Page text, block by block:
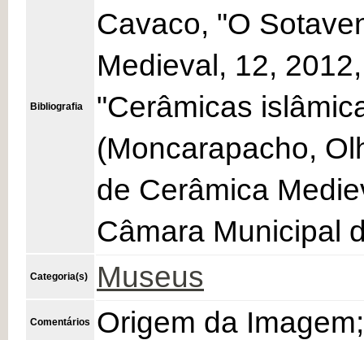
Bibliografia
Cavaco, "O
Medieval, 12,
"Cerâmicas
(Moncarapacho,
de Cerâmica
Câmara Municipal
Categoria(s) Museus
Comentários Origem da Imagem;